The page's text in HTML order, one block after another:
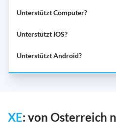
XE: von Osterreich